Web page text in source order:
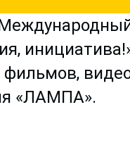
«ЛАМПА».